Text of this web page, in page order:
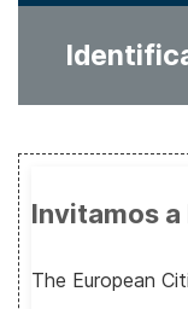
Invitamos
The European